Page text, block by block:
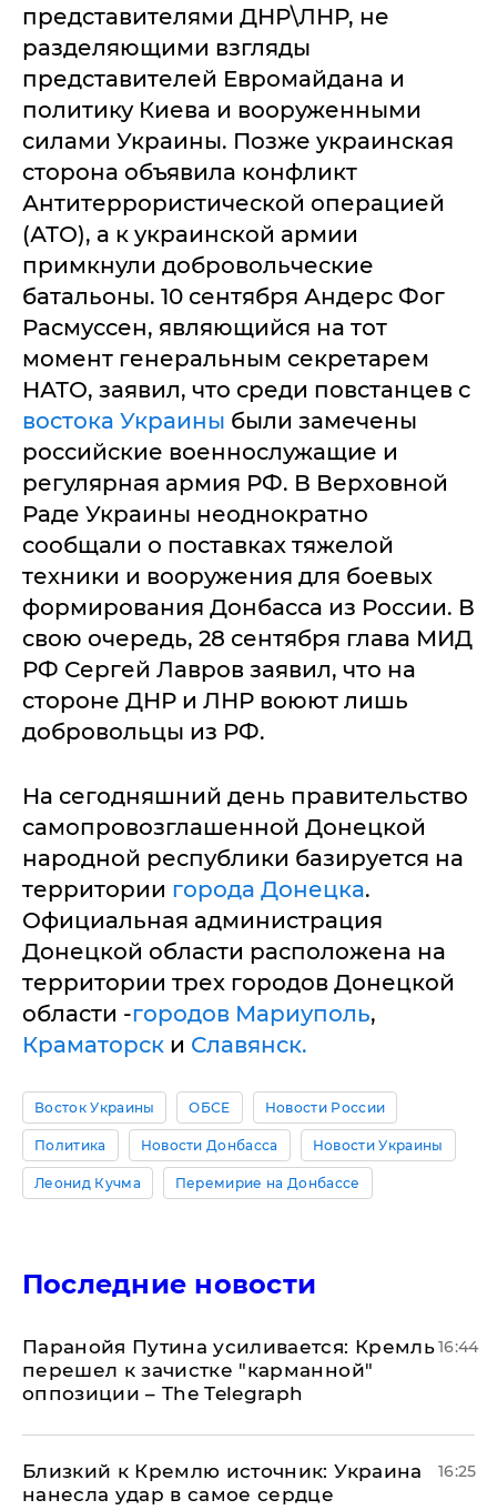
представителями ДНР\ЛНР, не
разделяющими взгляды
представителей Евромайдана и
политику Киева и вооруженными
силами Украины. Позже украинская
сторона объявила конфликт
Антитеррористической операцией
(АТО), а к украинской армии
примкнули добровольческие
батальоны. 10 сентября Андерс Фог
Расмуссен, являющийся на тот
момент генеральным секретарем
НАТО, заявил, что среди повстанцев с
востока Украины были замечены
российские военнослужащие и
регулярная армия РФ. В Верховной
Раде Украины неоднократно
сообщали о поставках тяжелой
техники и вооружения для боевых
формирования Донбасса из России. В
свою очередь, 28 сентября глава МИД
РФ Сергей Лавров заявил, что на
стороне ДНР и ЛНР воюют лишь
добровольцы из РФ.
На сегодняшний день правительство
самопровозглашенной Донецкой
народной республики базируется на
территории города Донецка.
Официальная администрация
Донецкой области расположена на
территории трех городов Донецкой
области -городов Мариуполь,
Краматорск и Славянск.
Восток Украины ОБСЕ Новости России
Политика Новости Донбасса Новости Украины
Леонид Кучма Перемирие на Донбассе
Последние новости
Паранойя Путина усиливается: Кремль
перешел к зачистке "карманной"
оппозиции – The Telegraph
16:44
Близкий к Кремлю источник: Украина
нанесла удар в самое сердце
16:25